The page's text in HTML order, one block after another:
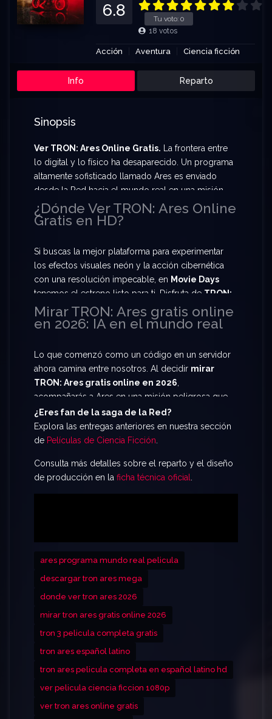
Tu voto: 0
6.8
18 votos
Acción Aventura Ciencia ficción
Info Reparto
Sinopsis
Ver TRON: Ares Online Gratis. La frontera entre
lo digital y lo físico ha desaparecido. Un programa
altamente sofisticado llamado Ares es enviado
desde la Red hacia el mundo real en una misión
de alto riesgo que cambiará el curso de la historia.
Prepárate para
Ver TRON: Ares Online Gratis
humanidad con seres de Inteligencia Artificial
avanzada.
¿Dónde Ver TRON: Ares Online
Gratis en HD?
Si buscas la mejor plataforma para experimentar
los efectos visuales neón y la acción cibernética
con una resolución impecable, en Movie Days
tenemos el estreno listo para ti. Disfruta de TRON:
Ares película completa HD
y sumérgete en una
atmósfera futurista sin precedentes. Te ofrecemos
español latino
con servidores rápidos para que
no te pierdas ni un segundo de esta odisea digital.
Mirar TRON: Ares gratis online
en 2026: IA en el mundo real
Lo que comenzó como un código en un servidor
ahora camina entre nosotros. Al decidir mirar
TRON: Ares gratis online en 2026
acompañarás a Ares en una misión peligrosa que
desafía las leyes de la realidad. Esta película
marca un hito en la saga iniciada por Kevin Flynn.
No te quedes fuera de la conversación. Prepárate
mundo real está preparado para la llegada de los
programas.
¿Eres fan de la saga de la Red?
Explora las entregas anteriores en nuestra sección
de Películas de Ciencia Ficción
Consulta más detalles sobre el reparto y el diseño
de producción en la ficha técnica oficial
ares programa mundo real pelicula
descargar tron ares mega
donde ver tron ares 2026
mirar tron ares gratis online 2026
tron 3 pelicula completa gratis
tron ares español latino
tron ares pelicula completa en español latino hd
ver pelicula ciencia ficcion 1080p
ver tron ares online gratis